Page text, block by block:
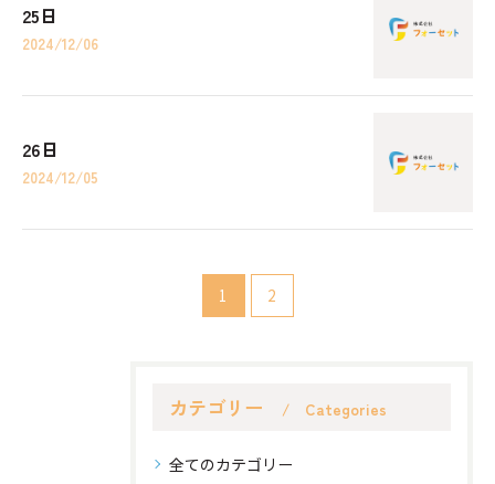
25日
2024/12/06
26日
2024/12/05
1 2
カテゴリー Categories
全てのカテゴリー